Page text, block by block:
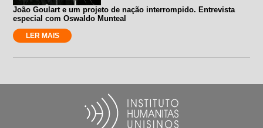
João Goulart e um projeto de nação interrompido. Entrevista
especial com Oswaldo Munteal
LER MAIS